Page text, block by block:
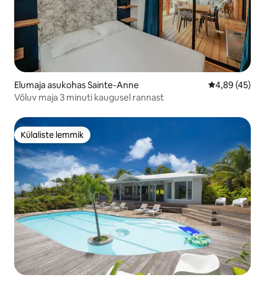
Elumaja asukohas Sainte-Anne Keskmine
4,89 (45)
Võluv maja 3 minuti kaugusel rannast
Külaliste lemmik
Külaliste lemmik